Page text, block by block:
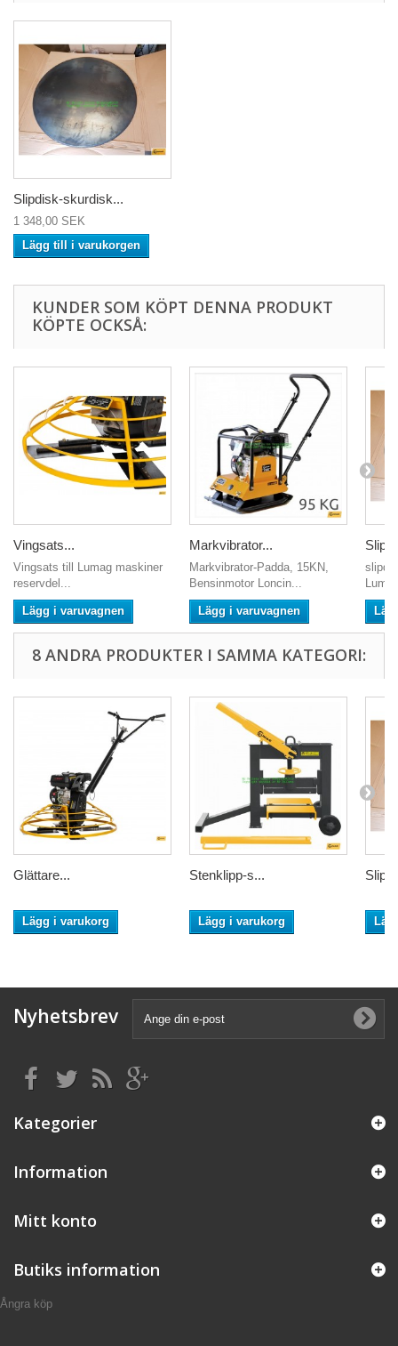
Slipdisk-skurdisk...
1 348,00 SEK
Lägg till i varukorgen
KUNDER SOM KÖPT DENNA PRODUKT
KÖPTE OCKSÅ:
Vingsats...
Vingsats till Lumag maskiner
reservdel...
Lägg i varuvagnen
Markvibrator...
Markvibrator-Padda, 15KN,
Bensinmotor Loncin...
Lägg i varuvagnen
8 ANDRA PRODUKTER I SAMMA KATEGORI:
Glättare...
Lägg i varukorg
Stenklipp-s...
Lägg i varukorg
Nyhetsbrev
Kategorier
Information
Mitt konto
Butiks information
Ångra köp